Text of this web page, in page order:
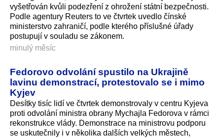
vyšetřován kvůli podezření z ohrožení státní bezpečnosti.
Podle agentury Reuters to ve čtvrtek uvedlo čínské
ministerstvo zahraničí, podle kterého příslušné úřady
postupují v souladu se zákonem.
minulý měsíc
Fedorovo odvolání spustilo na Ukrajině
lavinu demonstrací, protestovalo se i mimo
Kyjev
Desítky tisíc lidí ve čtvrtek demonstrovaly v centru Kyjeva
proti odvolání ministra obrany Mychajla Fedorova v rámci
rekonstrukce vlády. Demonstrace na ministrovu podporu
se uskutečnily i v několika dalších velkých městech,